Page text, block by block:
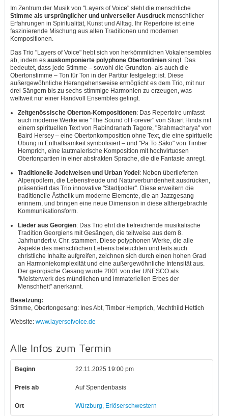
Im Zentrum der Musik von "Layers of Voice" steht die menschliche
Stimme als ursprünglicher und universeller Ausdruckmenschlicher
Erfahrungen in Spiritualität, Kunst und Alltag. Ihr Repertoire ist eine
faszinierende Mischung aus alten Traditionen und modernen
Kompositionen.
Das Trio "Layers of Voice" hebt sich von herkömmlichen Vokalensembles
ab, indem es auskomponierte polyphone Obertonliniensingt. Das
bedeutet, dass jede Stimme – sowohl die Grundton- als auch die
Obertonstimme – Ton für Ton in der Partitur festgelegt ist. Diese
außergewöhnliche Herangehensweise ermöglicht es dem Trio, mit nur
drei Sängern bis zu sechs-stimmige Harmonien zu erzeugen, was
weltweit nur einer Handvoll Ensembles gelingt.
Zeitgenössische Oberton-Kompositionen: Das Repertoire umfasst
auch moderne Werke wie "The Sound of Forever" von Stuart Hinds mit
einem spirituellen Text von Rabindranath Tagore, "Brahmacharya" von
Baird Hersey – eine Obertonkomposition ohne Text, die eine spirituelle
Übung in Enthaltsamkeit symbolisiert – und "Pa To Säko" von Timber
Hemprich, eine lautmalerische Komposition mit hochvirtuosen
Obertonpartien in einer abstrakten Sprache, die die Fantasie anregt.
Traditionelle Jodelweisen und Urban Yodel: Neben überlieferten
Alpenjodlern, die Lebensfreude und Naturverbundenheit ausdrücken,
präsentiert das Trio innovative "Stadtjodler". Diese erweitern die
traditionelle Ästhetik um moderne Elemente, die an Jazzgesang
erinnern, und bringen eine neue Dimension in diese althergebrachte
Kommunikationsform.
Lieder aus Georgien: Das Trio ehrt die tiefreichende musikalische
Tradition Georgiens mit Gesängen, die teilweise aus dem 8.
Jahrhundert v. Chr. stammen. Diese polyphonen Werke, die alle
Aspekte des menschlichen Lebens beleuchten und teils auch
christliche Inhalte aufgreifen, zeichnen sich durch einen hohen Grad
an Harmoniekomplexität und eine außergewöhnliche Intensität aus.
Der georgische Gesang wurde 2001 von der UNESCO als
"Meisterwerk des mündlichen und immateriellen Erbes der
Menschheit" anerkannt.
Besetzung:
Stimme, Obertongesang: Ines Abt, Timber Hemprich, Mechthild Hettich
Website: www.layersofvoice.de
Alle Infos zum Termin
Beginn 22.11.2025 19:00 pm
Preis ab Auf Spendenbasis
Ort Würzburg, Erlöserschwestern